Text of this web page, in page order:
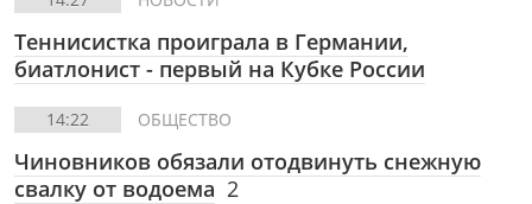
Теннисистка проиграла в Германии,
биатлонист - первый на Кубке России
14:22 ОБЩЕСТВО
Чиновников обязали отодвинуть снежную
свалку от водоема 2